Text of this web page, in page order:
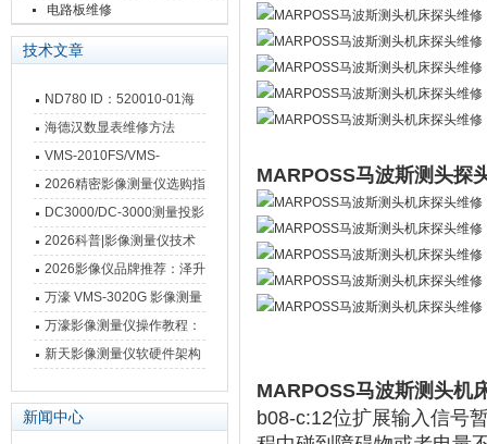
电路板维修
技术文章
ND780 ID：520010-01海
德汉数显表故障维修内容
海德汉数显表维修方法
VMS-2010FS/VMS-
3020FS/VMS-4030FS手动
影像测量仪技术参数
2026精密影像测量仪选购指
南 靠谱品牌一站式选型推荐
DC3000/DC-3000测量投影
仪万濠数据处理器数显表故
障维修方法
2026科普|影像测量仪技术
原理、分类及选型应用
2026影像仪品牌推荐：泽升
影像测量仪选型指南
万濠 VMS-3020G 影像测量
仪技术规格与应用解析
万濠影像测量仪操作教程：
从开机到出报告，新手也能
新天影像测量仪软硬件架构
新闻中心
MARPOSS马波斯测头探
MARPOSS马波斯测头机
b08-c:12位扩展输入信号